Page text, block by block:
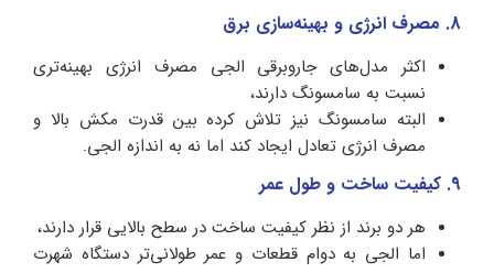
8. مصرف انرژی و بهینه‌سازی برق
اکثر مدل‌های جاروبرقی الجی مصرف انرژی بهینه‌تری
نسبت به سامسونگ دارند،
البته سامسونگ نیز تلاش کرده بین قدرت مکش بالا و
مصرف انرژی تعادل ایجاد کند اما نه به اندازه الجی.
9. کیفیت ساخت و طول عمر
هر دو برند از نظر کیفیت ساخت در سطح بالایی قرار دارند،
اما الجی به دوام قطعات و عمر طولانی‌تر دستگاه شهرت